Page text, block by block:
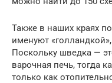
Также в наших краях
именуют
Поскольку шведка —
варочная печь, тогда
только как